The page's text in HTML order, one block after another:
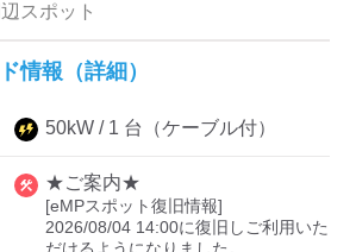
ーを表示
日産ディーラーを表示
スポット
情報（詳細）
50kW / 1 台 （ケーブル付）
★ご案内★
[eMPスポット復旧情報]
2026/08/04 14:00に復旧しご利用いた